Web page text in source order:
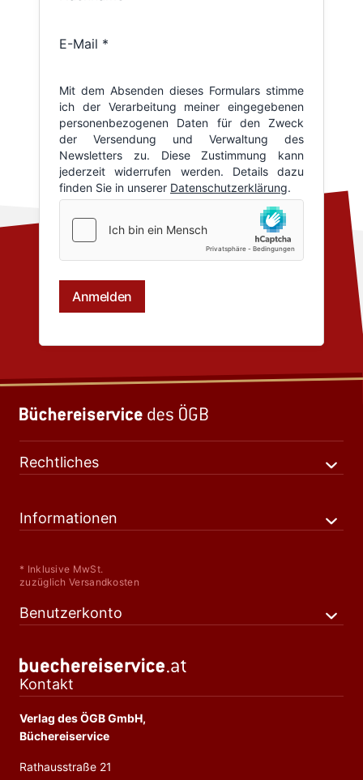
Rechtliches
Informationen
* Inklusive MwSt.
zuzüglich Versandkosten
Benutzerkonto
Kontakt
Verlag des ÖGB GmbH,
Büchereiservice
Rathausstraße 21